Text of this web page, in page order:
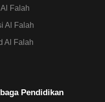
Falah
Al Falah
Al Falah
Pendidikan